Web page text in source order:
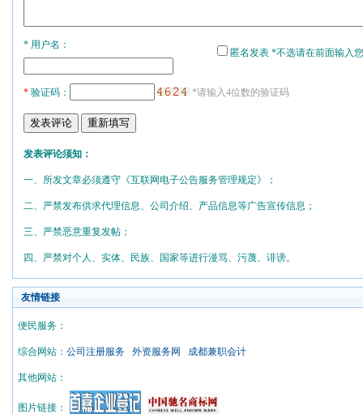
* 用户名：
匿名发表 *不选请在前面输入
*验证码： *请输入4位数的验证码
发表评论须知：
一、所发文章必须遵守《互联网电子公告服务管理规定》；
二、严禁发布供求代理信息、公司介绍、产品信息等广告宣传信息；
三、严禁恶意重复发帖；
四、严禁对个人、实体、民族、国家等进行漫骂、污蔑、诽谤。
友情链接
便民服务：
综合网站： 公司注册服务 外资服务网 成都兼职会计
其他网站：
图片链接：